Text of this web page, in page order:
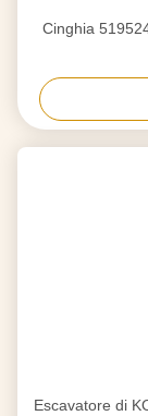
Cinghia
Escavatore di